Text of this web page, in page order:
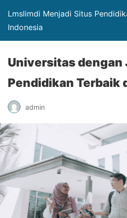
Lmslimdi Menjadi Situs
Indonesia
Universitas dengan
Pendidikan Terbaik
admin